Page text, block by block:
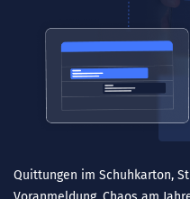
Quittungen im Schuhkarton,